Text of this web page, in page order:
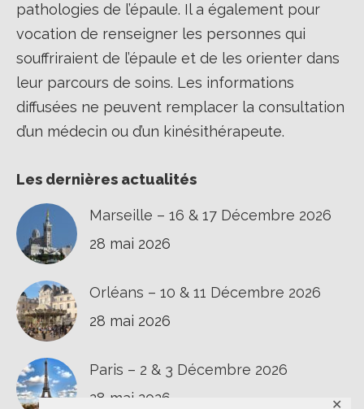
✕
pathologies de l’épaule. Il a également pour
vocation de renseigner les personnes qui
souffriraient de l’épaule et de les orienter dans
leur parcours de soins. Les informations
diffusées ne peuvent remplacer la consultation
d’un médecin ou d’un kinésithérapeute.
Les dernières actualités
Marseille – 16 & 17 Décembre 2026
28 mai 2026
Orléans – 10 & 11 Décembre 2026
28 mai 2026
Paris – 2 & 3 Décembre 2026
28 mai 2026